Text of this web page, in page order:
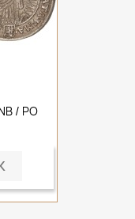
/ PO